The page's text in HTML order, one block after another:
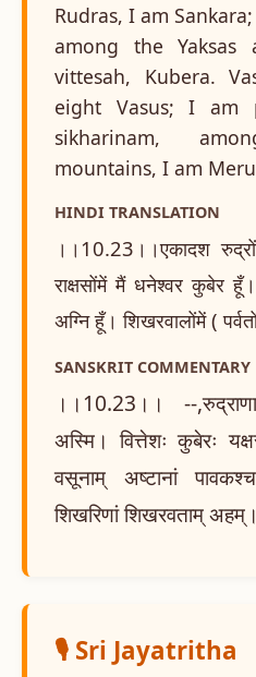
Rudras, I am
among the
vittesah, Kubera.
eight Vasus; I am
sikharinam,
mountains, I am
HINDI TRANSLATION
।।10.23।।एकादश
राक्षसोंमें मैं धनेश्वर
अग्नि हूँ। शिखरवालोंमें (
SANSKRIT COMMENTARY
।।10.23।। --
अस्मि। वित्तेशः कुबेरः
वसूनाम् अष्टानां
शिखरिणां शिखरवताम्
🎙️ Sri Jayatritha